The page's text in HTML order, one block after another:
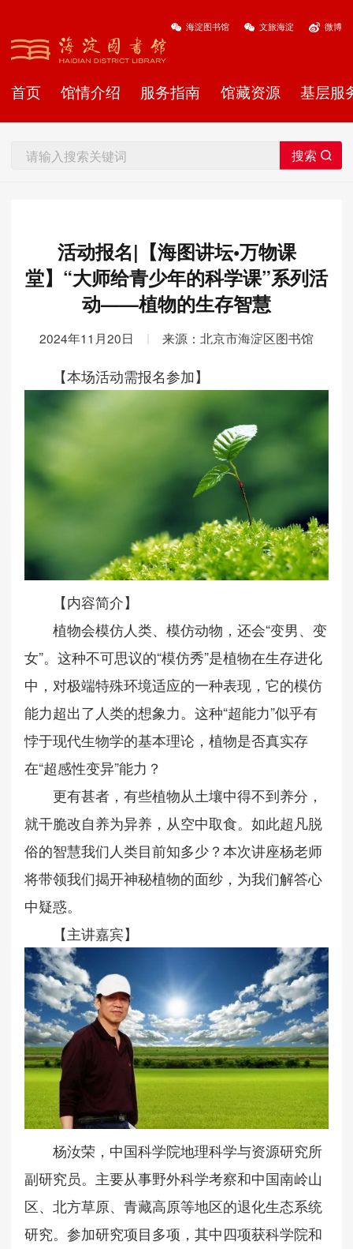
海淀图书馆 文旅海淀 微博
首页 馆情介绍 服务指南 馆藏资源 基层服
活动报名|【海图讲坛•万物课
堂】“大师给青少年的科学课”系列活
动——植物的生存智慧
2024年11月20日 | 来源：北京市海淀区图书馆
【本场活动需报名参加】
【内容简介】
植物会模仿人类、模仿动物，还会“变男、变
女”。这种不可思议的“模仿秀”是植物在生存进化
中，对极端特殊环境适应的一种表现，它的模仿
能力超出了人类的想象力。这种“超能力”似乎有
悖于现代生物学的基本理论，植物是否真实存
在“超感性变异”能力？
更有甚者，有些植物从土壤中得不到养分，
就干脆改自养为异养，从空中取食。如此超凡脱
俗的智慧我们人类目前知多少？本次讲座杨老师
将带领我们揭开神秘植物的面纱，为我们解答心
中疑惑。
【主讲嘉宾】
杨汝荣，中国科学院地理科学与资源研究所
副研究员。主要从事野外科学考察和中国南岭山
区、北方草原、青藏高原等地区的退化生态系统
研究。参加研究项目多项，其中四项获科学院和